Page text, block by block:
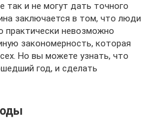
так и не могут дать точного
заключается в том, что люди
практически невозможно
закономерность, которая
Но вы можете узнать, что
год, и сделать